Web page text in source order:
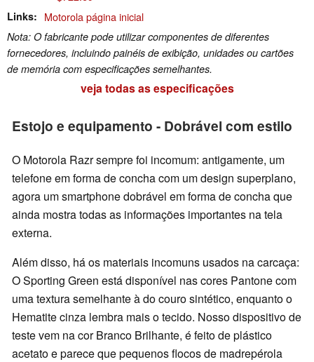
Links Motorola página inicial
Nota: O fabricante pode utilizar componentes de diferentes
fornecedores, incluindo painéis de exibição, unidades ou cartões
de memória com especificações semelhantes.
veja todas as especificações
Estojo e equipamento - Dobrável com estilo
O Motorola Razr sempre foi incomum: antigamente, um
telefone em forma de concha com um design superplano,
agora um smartphone dobrável em forma de concha que
ainda mostra todas as informações importantes na tela
externa.
Além disso, há os materiais incomuns usados na carcaça:
O Sporting Green está disponível nas cores Pantone com
uma textura semelhante à do couro sintético, enquanto o
Hematite cinza lembra mais o tecido. Nosso dispositivo de
teste vem na cor Branco Brilhante, é feito de plástico
acetato e parece que pequenos flocos de madrepérola